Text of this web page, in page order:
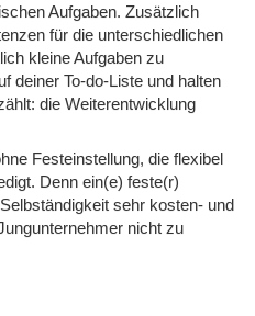
Aufgaben. Zusätzlich
für die unterschiedlichen
kleine Aufgaben zu
deiner To-do-Liste und halten
die Weiterentwicklung
Festeinstellung, die flexibel
Denn ein(e) feste(r)
sehr kosten- und
nicht zu